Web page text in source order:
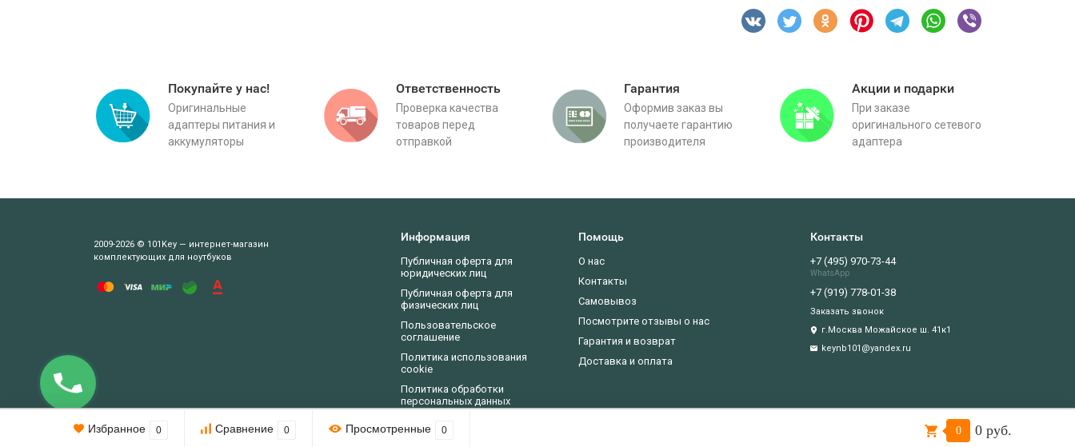
Этот веб-сайт использует cookie-файлы.
Подтверждаю
Покупайте у нас!
Оригинальные
адаптеры питания и
аккумуляторы
Ответственность
Проверка качества
товаров перед
отправкой
Гарантия
Оформив заказ вы
получаете гарантию
производителя
Акции и подарки
При заказе
оригинального сетевого
адаптера
2009-2026 © 101Key — интернет-магазин
комплектующих для ноутбуков
Информация
Публичная оферта для
юридических лиц
Публичная оферта для
физических лиц
Пользовательское
соглашение
Политика использования
cookie
Политика обработки
персональных данных
Помощь
О нас
Контакты
Самовывоз
Посмотрите отзывы о нас
Гарантия и возврат
Доставка и оплата
Контакты
+7 (495) 970-73-44
WhatsApp
+7 (919) 778-01-38
Заказать звонок
г.Москва Можайское ш. 41к1
keynb101@yandex.ru
Избранное 0 Сравнение 0 Просмотренные 0 0 0 руб.